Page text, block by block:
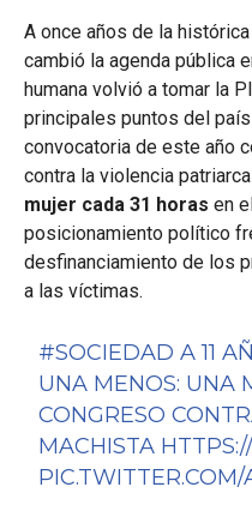
A once años de la
cambió la agenda pública
humana volvió a tomar la
principales puntos del
convocatoria de este año
contra la violencia
mujer cada 31 horas en
posicionamiento político
desfinanciamiento de los
a las víctimas.
#SOCIEDAD A 11
UNA MENOS: UNA
CONGRESO
MACHISTA
PIC.TWITTER.COM/